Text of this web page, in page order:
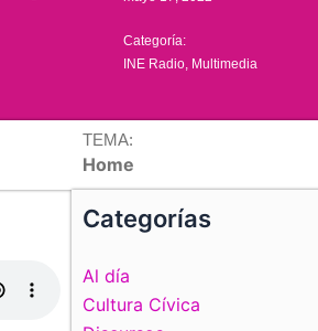
Categoría:
INE Radio Multimedia
TEMA:
Home
Categorías
Al día
Cultura Cívica